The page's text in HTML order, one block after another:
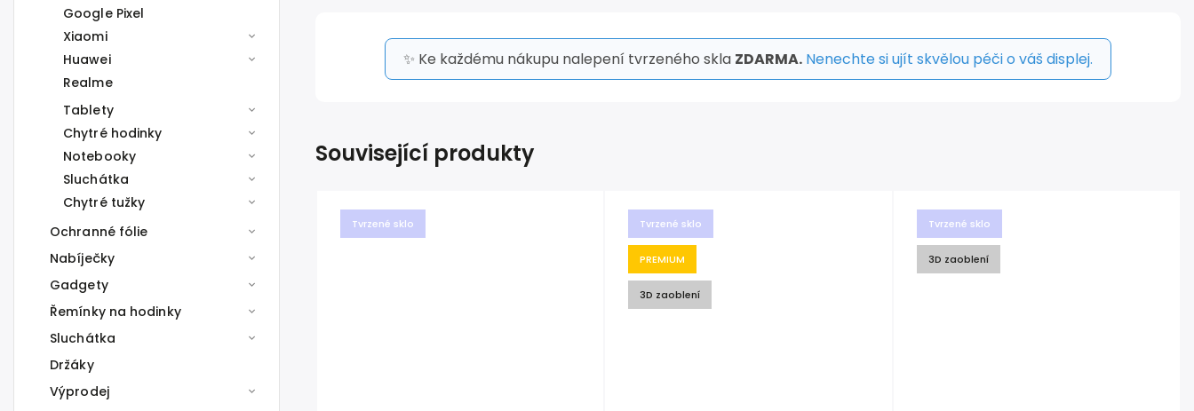
Google Pixel
Xiaomi
Huawei
Realme
Tablety
Chytré hodinky
Notebooky
Sluchátka
Chytré tužky
Ochranné fólie
Nabíječky
Gadgety
Řemínky na hodinky
Sluchátka
Držáky
Výprodej
✨ Ke každému nákupu nalepení tvrzeného skla ZDARMA. Nenechte si ujít skvělou péči o váš displej.
Související produkty
Tvrzené sklo Tvrzené sklo
PREMIUM
3D zaoblení
Tvrzené sklo
3D zaoblení